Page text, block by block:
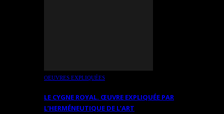
OEUVRES EXPLIQUÉES
LE CYGNE ROYAL. ŒUVRE EXPLIQUÉE PAR
L’HERMÉNEUTIQUE DE L’ART